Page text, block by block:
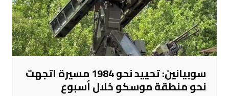
سوبيانين: تحييد نحو 1984 مسيرة اتجهت
نحو منطقة موسكو خلال أسبوع